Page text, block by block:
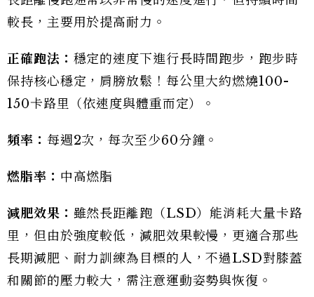
較長，主要用於提高耐力。
正確跑法： 穩定的速度下進行長時間跑步，跑步時
保持核心穩定，肩膀放鬆！每公里大約燃燒100-
150卡路里（依速度與體重而定）。
頻率： 每週2次，每次至少60分鐘。
燃脂率： 中高燃脂
減肥效果： 雖然長距離跑（LSD）能消耗大量卡路
里，但由於強度較低，減肥效果較慢，更適合那些
長期減肥、耐力訓練為目標的人，不過LSD對膝蓋
和關節的壓力較大，需注意運動姿勢與恢復。